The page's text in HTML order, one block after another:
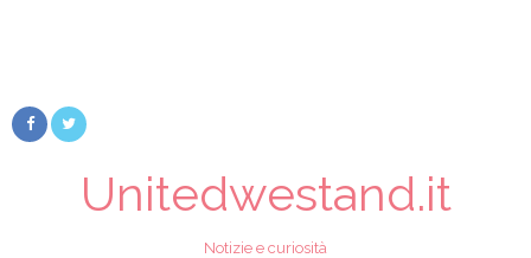
Unitedwestand.it
Notizie e curiosità